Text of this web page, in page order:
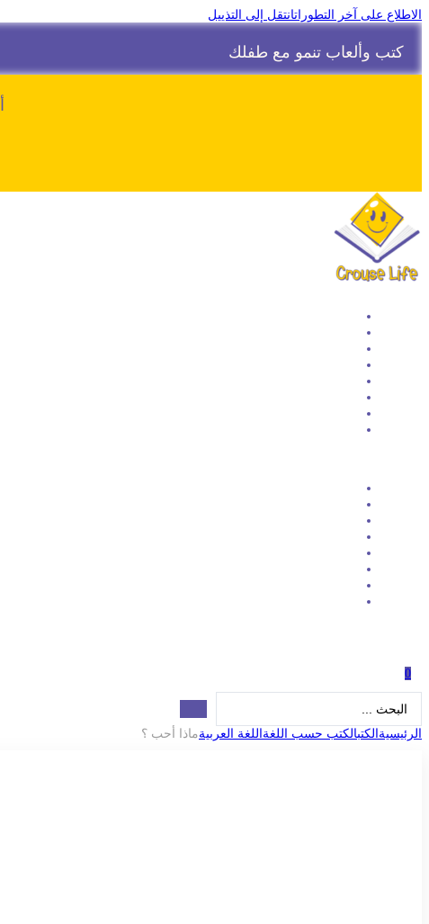
الاطلاع على آخر التطوراتانتقل إلى التذييل
كتب وألعاب تنمو مع طفلك
0
الرئيسية الكتبالكتب حسب اللغة اللغة العربيةماذا أحب ؟